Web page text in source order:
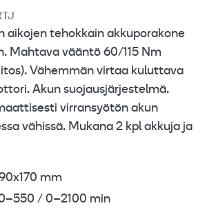
aikojen tehokkain akkuporakone
Mahtava vääntö 60/115 Nm
Vähemmän virtaa kuluttava
Akun suojausjärjestelmä.
virransyötön akun
vähissä. Mukana 2 kpl akkuja ja
mm
/ 0–2100 min